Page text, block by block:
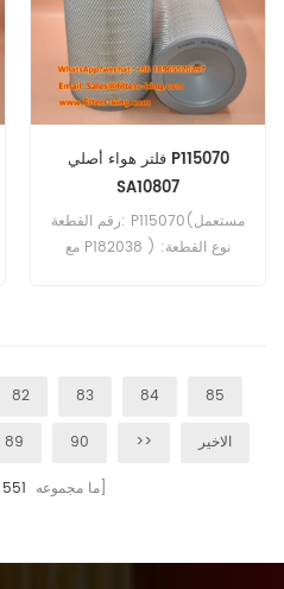
فلتر هواء أصلي P115070
SA10807
رقم القطعة: P115070(مستعمل
مع P182038 ) نوع القطعة:
82 83 84 85
89 90 >> الاخير
[ ما مجموعه 551 صفحات]